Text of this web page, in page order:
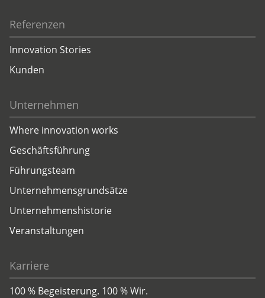
Referenzen
Innovation Stories
Kunden
Unternehmen
Where innovation works
Geschäftsführung
Führungsteam
Unternehmensgrundsätze
Unternehmenshistorie
Veranstaltungen
Karriere
100 % Begeisterung. 100 % Wir.